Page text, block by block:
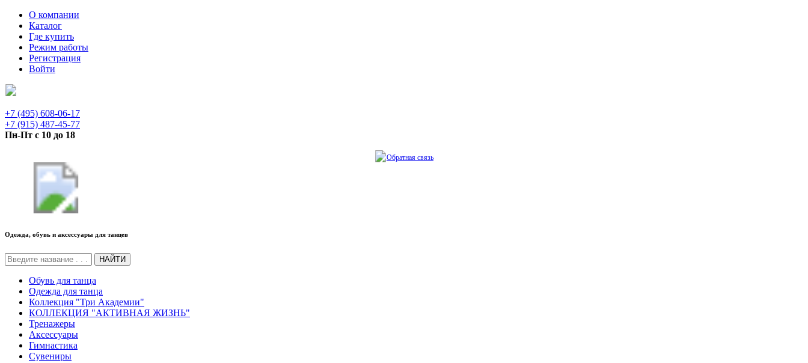
О компании
Каталог
Где купить
Режим работы
Регистрация
Войти
+7 (495) 608-06-17
+7 (915) 487-45-77
Пн-Пт с 10 до 18
Обратная связь
Одежда, обувь и аксессуары для танцев
НАЙТИ
Обувь для танца
Одежда для танца
Коллекция "Три Академии"
КОЛЛЕКЦИЯ "АКТИВНАЯ ЖИЗНЬ"
Тренажеры
Аксессуары
Гимнастика
Сувениры